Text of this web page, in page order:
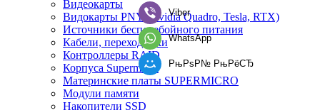
Видеокарты
Видокарты PNY (Nvidia Quadro, Tesla, RTX)
Источники бесперебойного питания
Кабели, переходники
Контроллеры RAID
Корпуса Supermicro
Материнские платы SUPERMICRO
Модули памяти
Накопители SSD
Viber
WhatsApp
РњРѕР№ РњРёСЂ